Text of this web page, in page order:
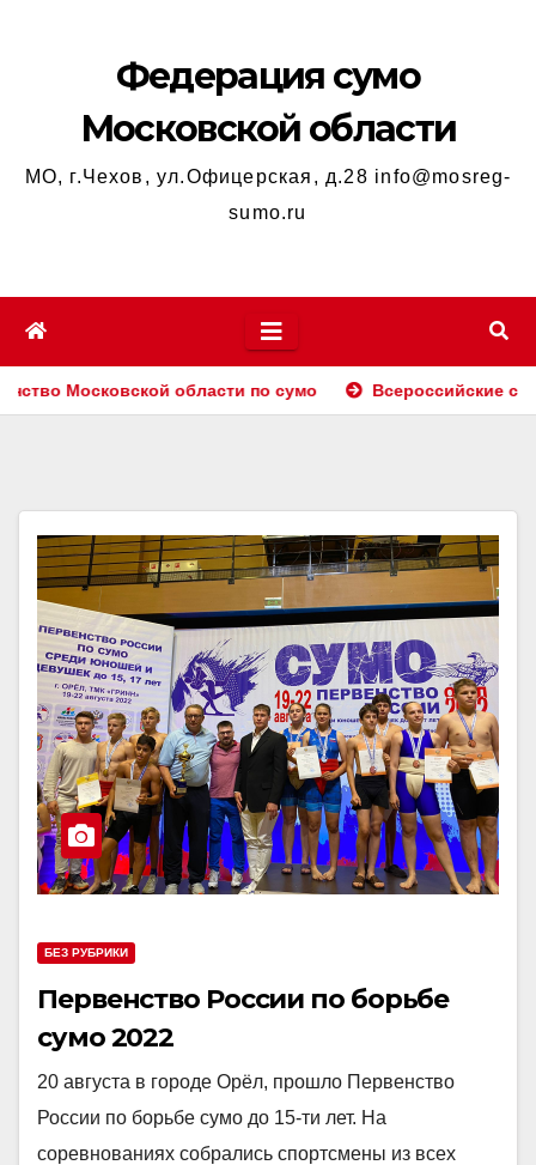
содержимомуФедерация сумо
Московской области
МО, г.Чехов, ул.Офицерская, д.28 info@mosreg-
sumo.ru
области по сумо Всероссийские
БЕЗ РУБРИКИ
Первенство России по борьбе
сумо 2022
20 августа в городе Орёл, прошло Первенство
России по борьбе сумо до 15-ти лет. На
соревнованиях собрались спортсмены из всех